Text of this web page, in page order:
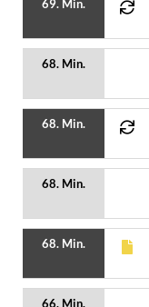
69. Min.
68. Min.
68. Min.
68. Min.
68. Min.
66. Min.